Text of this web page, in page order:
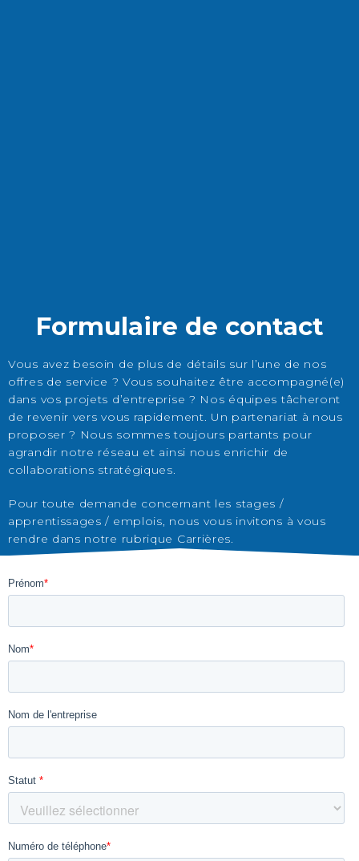
Formulaire de contact
Vous avez besoin de plus de détails sur l’une de nos
offres de service ? Vous souhaitez être accompagné(e)
dans vos projets d’entreprise ? Nos équipes tâcheront
de revenir vers vous rapidement. Un partenariat à nous
proposer ? Nous sommes toujours partants pour
agrandir notre réseau et ainsi nous enrichir de
collaborations stratégiques.
Pour toute demande concernant les stages /
apprentissages / emplois, nous vous invitons à vous
rendre dans notre rubrique Carrières.